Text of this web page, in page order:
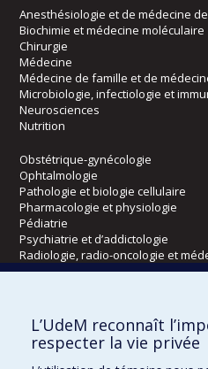
Anesthésiologie et de médecine
Biochimie et médecine moléculaire
Chirurgie
Médecine
Médecine de famille et de
Microbiologie, infectiologie et
Neurosciences
Nutrition
Obstétrique-gynécologie
Ophtalmologie
Pathologie et biologie cellulaire
Pharmacologie et physiologie
Pédiatrie
Psychiatrie et d’addictologie
Radiologie, radio-oncologie et
Écoles
Kinésiologie et des sciences de
Orthophonie et audiologie
L’UdeM reconnaît
respecter la vie privée